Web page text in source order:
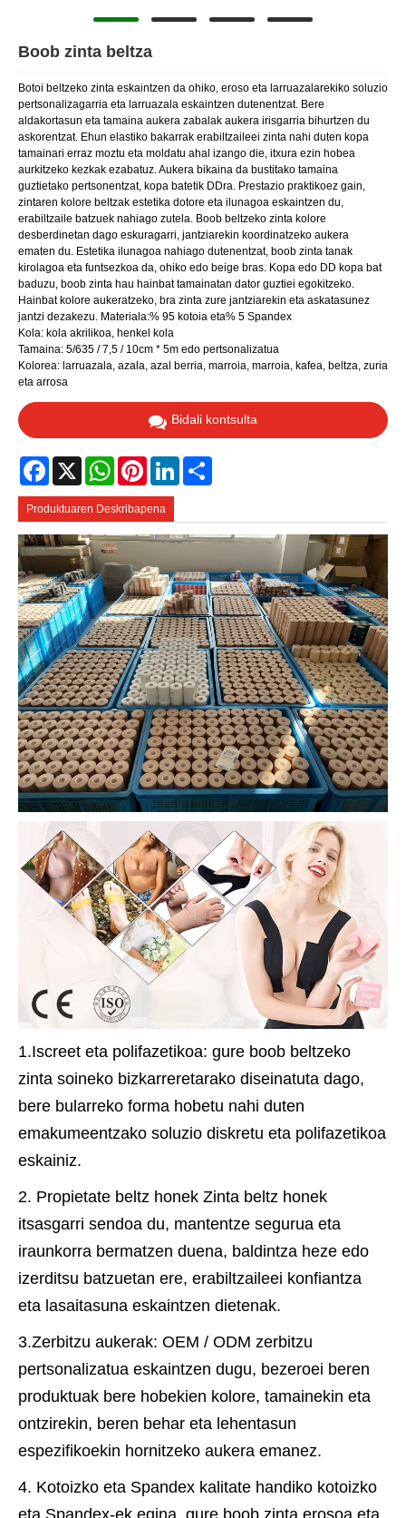
Boob zinta beltza
Botoi beltzeko zinta eskaintzen da ohiko, eroso eta larruazalarekiko soluzio
pertsonalizagarria eta larruazala eskaintzen dutenentzat. Bere
aldakortasun eta tamaina aukera zabalak aukera irisgarria bihurtzen du
askorentzat. Ehun elastiko bakarrak erabiltzaileei zinta nahi duten kopa
tamainari erraz moztu eta moldatu ahal izango die, itxura ezin hobea
aurkitzeko kezkak ezabatuz. Aukera bikaina da bustitako tamaina
guztietako pertsonentzat, kopa batetik DDra. Prestazio praktikoez gain,
zintaren kolore beltzak estetika dotore eta ilunagoa eskaintzen du,
erabiltzaile batzuek nahiago zutela. Boob beltzeko zinta kolore
desberdinetan dago eskuragarri, jantziarekin koordinatzeko aukera
ematen du. Estetika ilunagoa nahiago dutenentzat, boob zinta tanak
kirolagoa eta funtsezkoa da, ohiko edo beige bras. Kopa edo DD kopa bat
baduzu, boob zinta hau hainbat tamainatan dator guztiei egokitzeko.
Hainbat kolore aukeratzeko, bra zinta zure jantziarekin eta askatasunez
jantzi dezakezu. Materiala:% 95 kotoia eta% 5 Spandex
Kola: kola akrilikoa, henkel kola
Tamaina: 5/635 / 7,5 / 10cm * 5m edo pertsonalizatua
Kolorea: larruazala, azala, azal berria, marroia, marroia, kafea, beltza, zuria
eta arrosa
Bidali kontsulta
Facebook
X WhatsAppPinterestLinkedIn
Produktuaren Deskribapena
1.Iscreet eta polifazetikoa: gure boob beltzeko
zinta soineko bizkarreretarako diseinatuta dago,
bere bularreko forma hobetu nahi duten
emakumeentzako soluzio diskretu eta polifazetikoa
eskainiz.
2. Propietate beltz honek Zinta beltz honek
itsasgarri sendoa du, mantentze segurua eta
iraunkorra bermatzen duena, baldintza heze edo
izerditsu batzuetan ere, erabiltzaileei konfiantza
eta lasaitasuna eskaintzen dietenak.
3.Zerbitzu aukerak: OEM / ODM zerbitzu
pertsonalizatua eskaintzen dugu, bezeroei beren
produktuak bere hobekien kolore, tamainekin eta
ontzirekin, beren behar eta lehentasun
espezifikoekin hornitzeko aukera emanez.
4. Kotoizko eta Spandex kalitate handiko kotoizko
eta Spandex-ek egina, gure boob zinta erosoa eta